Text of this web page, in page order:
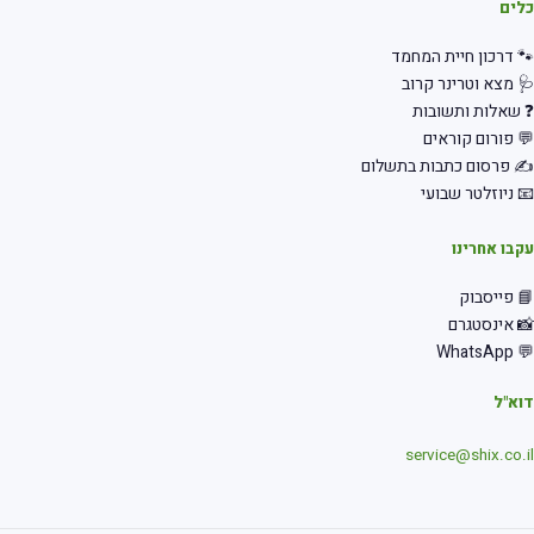
דרכון חיית המחמד
מצא וטרינר קרוב
שאלות ותשובות
פורום קוראים
פרסום כתבות בתשלום
ניוזלטר שבועי
אחרינו
פייסבוק
אינסטגרם
💬